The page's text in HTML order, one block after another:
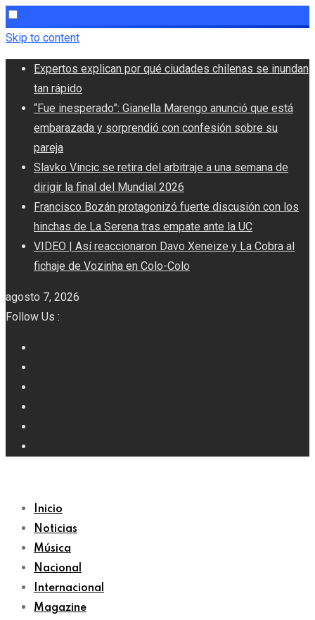
Skip to content
Expertos explican por qué ciudades chilenas se inundan
tan rápido
“Fue inesperado”: Gianella Marengo anunció que está
embarazada y sorprendió con confesión sobre su
pareja
Slavko Vincic se retira del arbitraje a una semana de
dirigir la final del Mundial 2026
Francisco Bozán protagonizó fuerte discusión con los
hinchas de La Serena tras empate ante la UC
VIDEO | Así reaccionaron Davo Xeneize y La Cobra al
fichaje de Vozinha en Colo-Colo
agosto 7, 2026
Follow Us :
Inicio
Noticias
Música
Nacional
Internacional
Magazine